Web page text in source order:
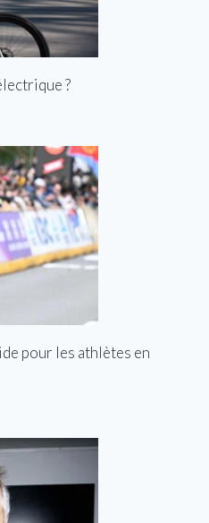
?
pour les athlètes en